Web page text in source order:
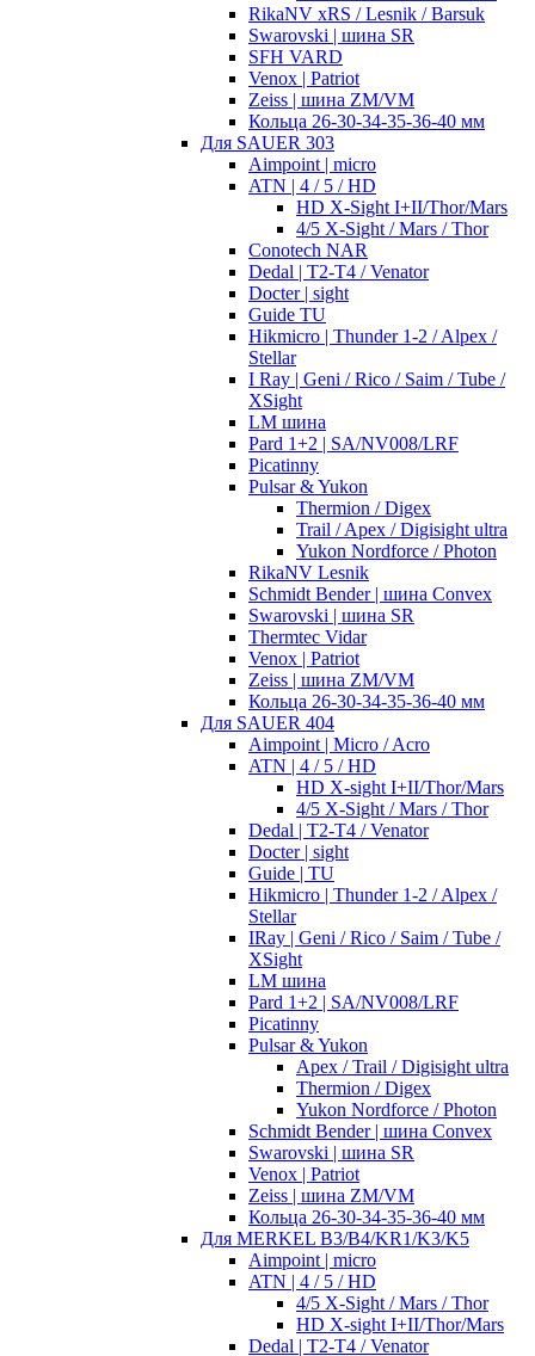
RikaNV xRS / Lesnik / Barsuk
Swarovski | шина SR
SFH VARD
Venox | Patriot
Zeiss | шина ZM/VM
Кольца 26-30-34-35-36-40 мм
Для SAUER 303
Aimpoint | micro
ATN | 4 / 5 / HD
HD X-Sight I+II/Thor/Mars
4/5 X-Sight / Mars / Thor
Conotech NAR
Dedal | T2-T4 / Venator
Docter | sight
Guide TU
Hikmicro | Thunder 1-2 / Alpex /
Stellar
I Ray | Geni / Rico / Saim / Tube /
XSight
LM шина
Pard 1+2 | SA/NV008/LRF
Picatinny
Pulsar & Yukon
Thermion / Digex
Trail / Apex / Digisight ultra
Yukon Nordforce / Photon
RikaNV Lesnik
Schmidt Bender | шина Convex
Swarovski | шина SR
Thermtec Vidar
Venox | Patriot
Zeiss | шина ZM/VM
Кольца 26-30-34-35-36-40 мм
Для SAUER 404
Aimpoint | Micro / Acro
ATN | 4 / 5 / HD
HD X-sight I+II/Thor/Mars
4/5 X-Sight / Mars / Thor
Dedal | T2-T4 / Venator
Docter | sight
Guide | TU
Hikmicro | Thunder 1-2 / Alpex /
Stellar
IRay | Geni / Rico / Saim / Tube /
XSight
LM шина
Pard 1+2 | SA/NV008/LRF
Picatinny
Pulsar & Yukon
Apex / Trail / Digisight ultra
Thermion / Digex
Yukon Nordforce / Photon
Schmidt Bender | шина Convex
Swarovski | шина SR
Venox | Patriot
Zeiss | шина ZM/VM
Кольца 26-30-34-35-36-40 мм
Для MERKEL B3/B4/KR1/K3/K5
Aimpoint | micro
ATN | 4 / 5 / HD
4/5 X-Sight / Mars / Thor
HD X-sight I+II/Thor/Mars
Dedal | T2-T4 / Venator